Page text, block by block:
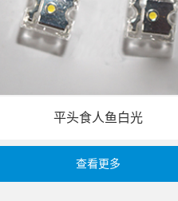
平头食人鱼白光
查看更多